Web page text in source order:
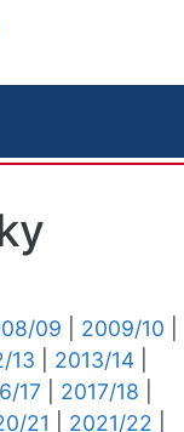
09 2009/10
13 2013/14
17 2017/18
21 2021/22